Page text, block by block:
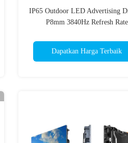
IP65 Outdoor LED Advertising
P8mm 3840Hz Refresh Rate
Dapatkan Harga Terbaik